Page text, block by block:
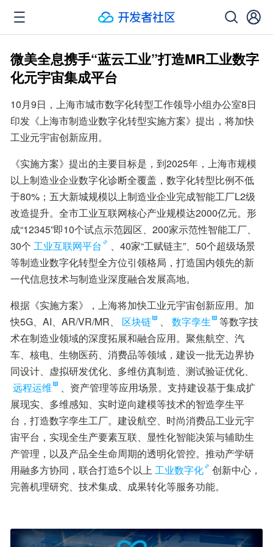
微美全息携手“蓝云工业”打造MR工业数字
化元宇宙集成平台
10月9日，上海市城市数字化转型工作领导小组办公室8日
印发《上海市制造业数字化转型实施方案》提出，将加快
工业元宇宙创新应用。
《实施方案》提出的主要目标是，到2025年，上海市规模
以上制造业企业数字化诊断全覆盖，数字化转型比例不低
于80%；五大新城规模以上制造业企业完成智能工厂L2级
改造提升。全市工业互联网核心产业规模达2000亿元。形
成“12345”即10个试点示范园区、200家示范性智能工厂、
30个 工业互联网平台
、40家“工赋链主”、50个超级场景
等制造业数字化转型全方位引领格局，打造国内领先的新
一代信息技术与制造业深度融合发展高地。
根据《实施方案》，上海将加快工业元宇宙创新应用。加
快5G、AI、AR/VR/MR、
区块链 、 数字孪生
等数字技
术在制造业领域的深度拓展和融合应用。聚焦航空、汽
车、核电、生物医药、消费品等领域，建设一批无边界协
同设计、虚拟研发优化、多维仿真制造、测试验证优化、
远程运维
、资产管理等应用场景。支持建设基于集成扩
展现实、多维感知、实时逆向建模等技术的智造孪生平
台，打造数字孪生工厂。建设航空、时尚消费品工业元宇
宙平台，实现全生产要素互联、显性化智能决策与辅助生
产管理，以及产品全生命周期的透明化管控。推动产学研
用融多方协同，联合打造5个以上 工业数字化
创新中心，
完善机理研究、技术集成、成果转化等服务功能。